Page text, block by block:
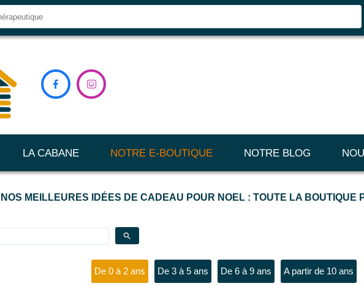
LA CABANE NOTRE E-BOUTIQUE NOTRE BLOG
 
NOS MEILLEURES IDÉES DE CADEAU POUR NOEL : TOUTE LA BOUTIQUE
search
De 0 à 2 ans De 3 à 5 ans De 6 à 9 ans A partir de 10 ans